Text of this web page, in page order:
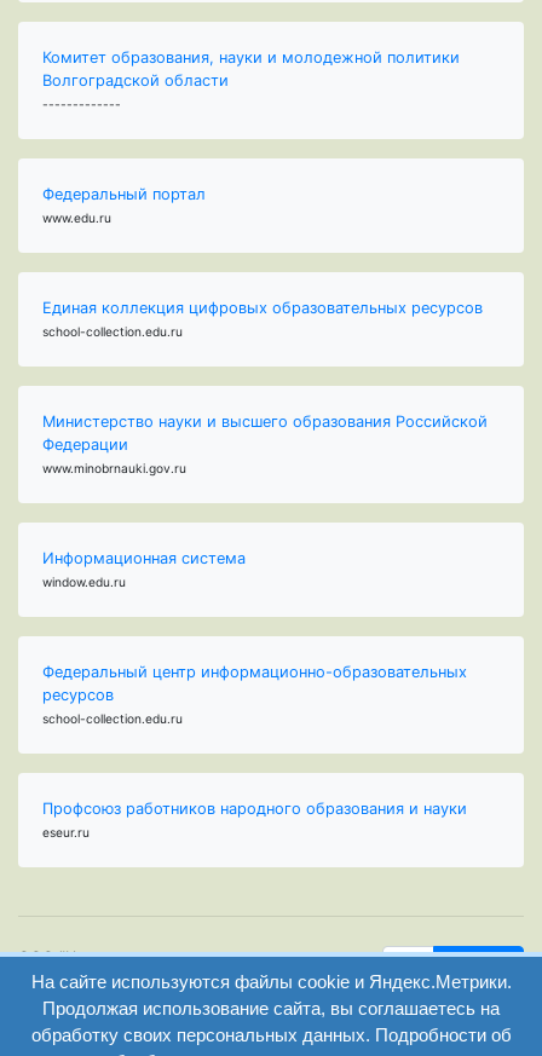
Комитет образования, науки и молодежной политики
Волгоградской области
-------------
Федеральный портал
www.edu.ru
Единая коллекция цифровых образовательных ресурсов
school-collection.edu.ru
Министерство науки и высшего образования Российской
Федерации
www.minobrnauki.gov.ru
Информационная система
window.edu.ru
Федеральный центр информационно-образовательных
ресурсов
school-collection.edu.ru
Профсоюз работников народного образования и науки
eseur.ru
ООО "Центр
образования и
консалтинга"
Волгоград 2008-
2026
вход
регистрация
Версия
сайта для
На сайте используются файлы cookie и Яндекс.Метрики.
Продолжая использование сайта, вы соглашаетесь на
обработку своих персональных данных. Подробности об